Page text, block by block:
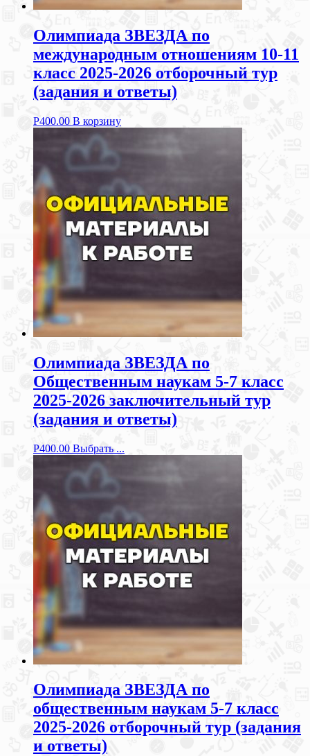
Олимпиада ЗВЕЗДА по
международным отношениям 10-11
класс 2025-2026 отборочный тур
(задания и ответы)
Р400.00 В корзину
Олимпиада ЗВЕЗДА по
Общественным наукам 5-7 класс
2025-2026 заключительный тур
(задания и ответы)
Р400.00 Выбрать ...
Олимпиада ЗВЕЗДА по
общественным наукам 5-7 класс
2025-2026 отборочный тур (задания
и ответы)